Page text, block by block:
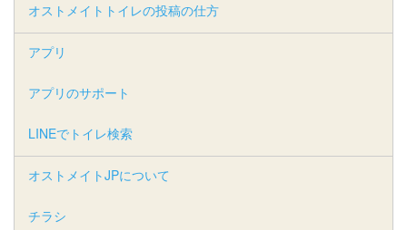
オストメイトトイレの投稿の仕方
アプリ
アプリのサポート
LINEでトイレ検索
オストメイトJPについて
チラシ